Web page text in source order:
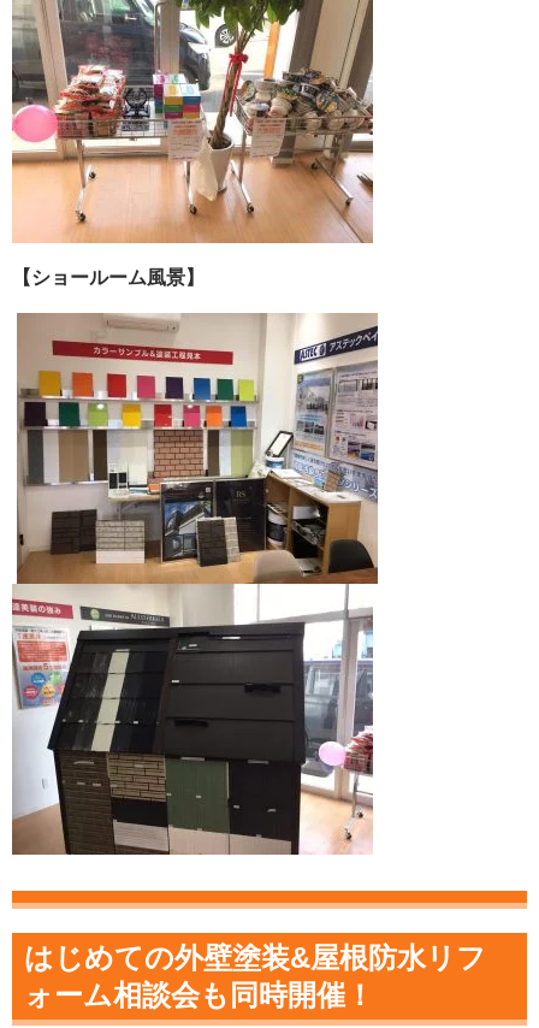
【ショールーム風景】
はじめての外壁塗装&屋根防水リフ
ォーム相談会も同時開催！